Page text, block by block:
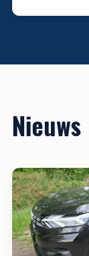
Nieuws